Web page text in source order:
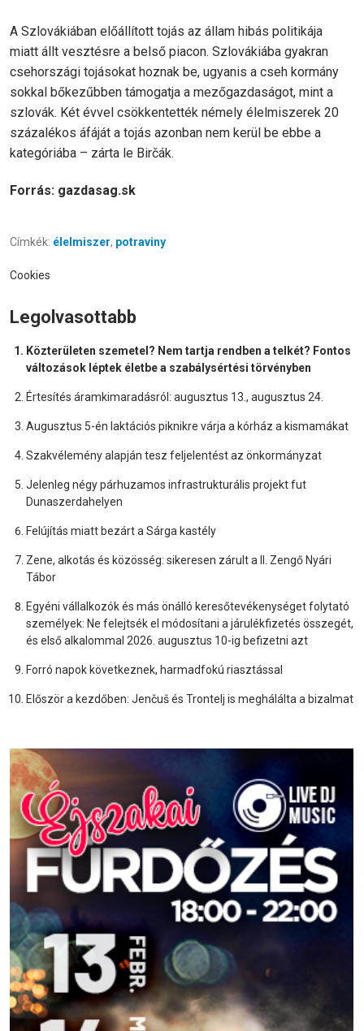
A Szlovákiában előállított tojás az állam hibás politikája
miatt állt vesztésre a belső piacon. Szlovákiába gyakran
csehországi tojásokat hoznak be, ugyanis a cseh kormány
sokkal bőkezűbben támogatja a mezőgazdaságot, mint a
szlovák. Két évvel csökkentették némely élelmiszerek 20
százalékos áfáját a tojás azonban nem kerül be ebbe a
kategóriába – zárta le Birčák.
Forrás: gazdasag.sk
Címkék: élelmiszer, potraviny
Cookies
Legolvasottabb
Közterületen szemetel? Nem tartja rendben a telkét? Fontos
változások léptek életbe a szabálysértési törvényben
Értesítés áramkimaradásról: augusztus 13., augusztus 24.
Augusztus 5-én laktációs piknikre várja a kórház a kismamákat
Szakvélemény alapján tesz feljelentést az önkormányzat
Jelenleg négy párhuzamos infrastrukturális projekt fut
Dunaszerdahelyen
Felújítás miatt bezárt a Sárga kastély
Zene, alkotás és közösség: sikeresen zárult a II. Zengő Nyári
Tábor
Egyéni vállalkozók és más önálló keresőtevékenységet folytató
személyek: Ne felejtsék el módosítani a járulékfizetés összegét,
és első alkalommal 2026. augusztus 10-ig befizetni azt
Forró napok következnek, harmadfokú riasztással
Először a kezdőben: Jenčuš és Trontelj is meghálálta a bizalmat